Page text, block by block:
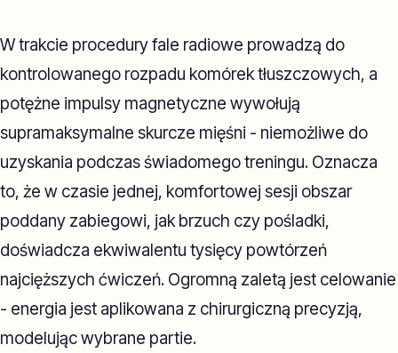
W trakcie procedury fale radiowe prowadzą do
kontrolowanego rozpadu komórek tłuszczowych, a
potężne impulsy magnetyczne wywołują
supramaksymalne skurcze mięśni - niemożliwe do
uzyskania podczas świadomego treningu. Oznacza
to, że w czasie jednej, komfortowej sesji obszar
poddany zabiegowi, jak brzuch czy pośladki,
doświadcza ekwiwalentu tysięcy powtórzeń
najcięższych ćwiczeń. Ogromną zaletą jest celowanie
- energia jest aplikowana z chirurgiczną precyzją,
modelując wybrane partie.